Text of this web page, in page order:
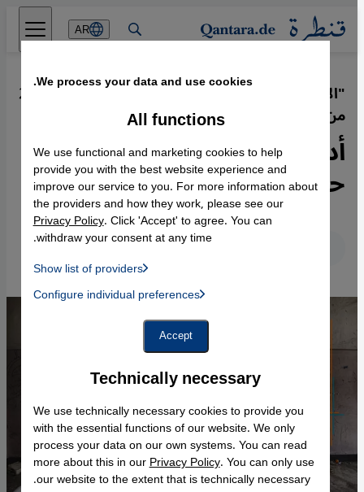
Direkt zum Inhalt springen
AR
"الأرشيف السوري" في ألمانيا - تحقق
من فيض صور الحرب السورية
·
27.05.2018
أدلة رقمية دامغة ضد مجرمي
حرب سوريا
English عربي
We process your data and use cookies.
Technically necessary
We use technically necessary cookies to provide you
with the essential functions of our website. We only
process your data on our own systems. You can read
more about this in ourPrivacy Policy. You can only use
our website to the extent that is technically necessary.
All functions
We use functional and marketing cookies to help
provide you with the best website experience and
improve our service to you. For more information about
the providers and how they work, please see our
Privacy Policy. Click 'Accept' to agree. You can
withdraw your consent at any time.
Show list of providers
Instagram Embed, Twitter Embed, Youtube Embed
Facebook Embed / Facebook Connect
Google Maps Embed
Configure individual preferences
Accept